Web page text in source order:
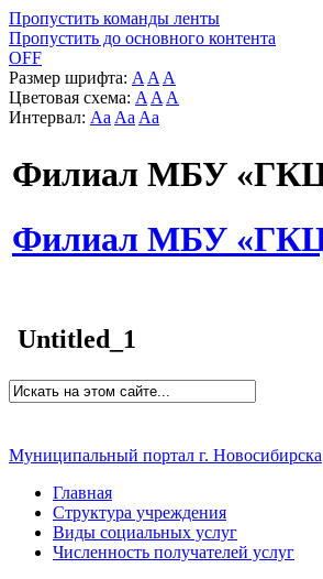
Пропустить команды ленты
Пропустить до основного контента
OFF
Размер шрифта: A A A
Цветовая схема: A A A
Интервал: Aa Aa Aa
Филиал МБУ
Филиал МБУ
Untitled_1
Муниципальный портал г. Новосибирска
Главная
Структура учреждения
Виды социальных услуг
Численность получателей услуг